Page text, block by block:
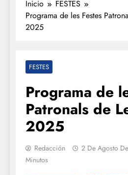
Inicio
FESTES
Programa de les Festes
2025
FESTES
Programa de
Patronals de
2025
Redacción 2 De Agosto
Minutos